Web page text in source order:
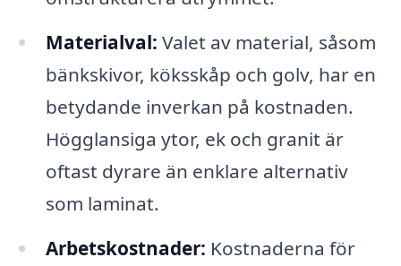
Materialval: Valet av material, såsom
bänkskivor, köksskåp och golv, har en
betydande inverkan på kostnaden.
Högglansiga ytor, ek och granit är
oftast dyrare än enklare alternativ
som laminat.
Arbetskostnader: Kostnaderna för